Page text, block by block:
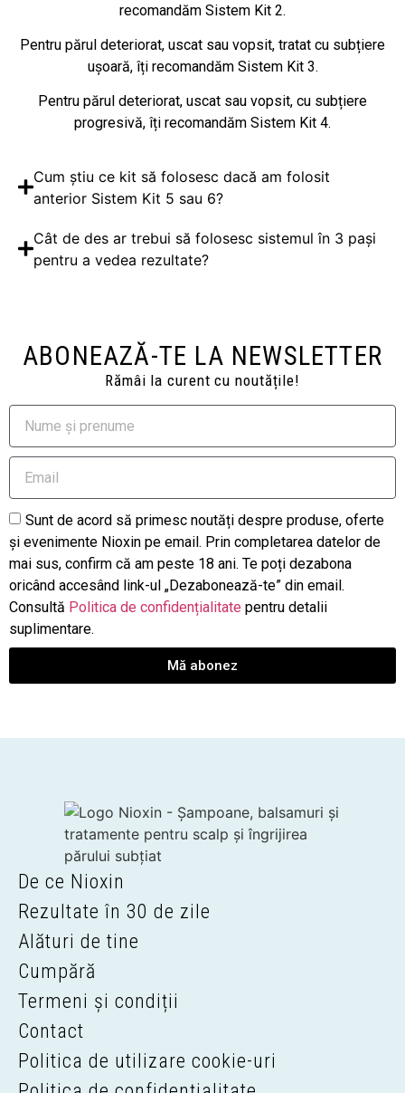
recomandăm Sistem Kit 2.
Pentru părul deteriorat, uscat sau vopsit, tratat cu subțiere
ușoară, îți recomandăm Sistem Kit 3.
Pentru părul deteriorat, uscat sau vopsit, cu subțiere
progresivă, îți recomandăm Sistem Kit 4.
Cum știu ce kit să folosesc dacă am folosit
anterior Sistem Kit 5 sau 6?
Cât de des ar trebui să folosesc sistemul în 3 pași
pentru a vedea rezultate?
ABONEAZĂ-TE LA NEWSLETTER
Rămâi la curent cu noutățile!
Sunt de acord să primesc noutăți despre produse, oferte
și evenimente Nioxin pe email. Prin completarea datelor de
mai sus, confirm că am peste 18 ani. Te poți dezabona
oricând accesând link-ul „Dezabonează-te” din email.
Consultă Politica de confidențialitate pentru detalii
suplimentare.
Mă abonez
De ce Nioxin
Rezultate în 30 de zile
Alături de tine
Cumpără
Termeni și condiții
Contact
Politica de utilizare cookie-uri